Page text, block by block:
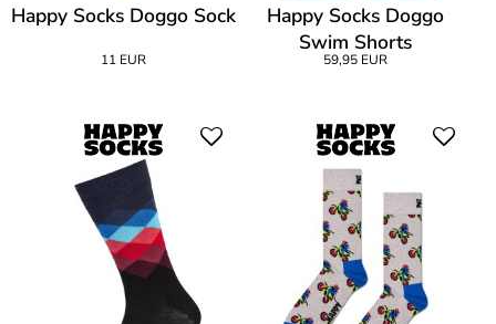
Happy Socks Doggo Sock
11 EUR
Happy Socks Doggo
Swim Shorts
59,95 EUR